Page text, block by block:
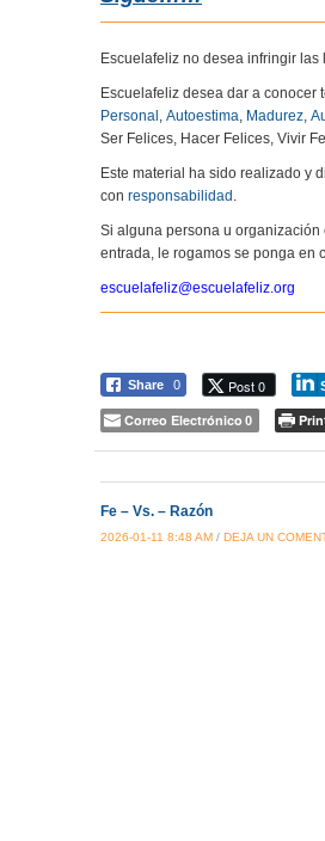
Escuelafeliz no desea infringir
Escuelafeliz desea dar a
Personal , Autoestima, Madurez,
Ser Felices, Hacer Felices, Vivir
Este material ha sido realizado y
con responsabilidad .
Si alguna persona u
entrada, le rogamos se ponga en
escuelafeliz@escuelafeliz.org
Share 0 Post 0
Correo Electrónico 0
Fe – Vs. – Razón
2026-01-11 8:48 AM / DEJA UN